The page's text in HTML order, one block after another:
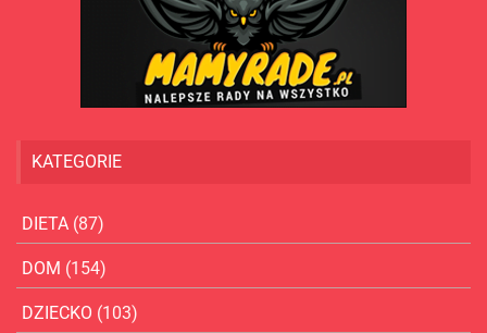
KATEGORIE
DIETA (87)
DOM (154)
DZIECKO (103)